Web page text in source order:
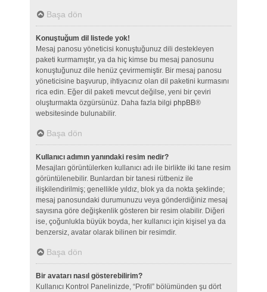
Başa dön
Konuştuğum dil listede yok!
Mesaj panosu yöneticisi konuştuğunuz dili destekleyen
paketi kurmamıştır, ya da hiç kimse bu mesaj panosunu
konuştuğunuz dile henüz çevirmemiştir. Bir mesaj panosu
yöneticisine başvurup, ihtiyacınız olan dil paketini kurmasını
rica edin. Eğer dil paketi mevcut değilse, yeni bir çeviri
oluşturmakta özgürsünüz. Daha fazla bilgi phpBB®
websitesinde bulunabilir.
Başa dön
Kullanıcı adımın yanındaki resim nedir?
Mesajları görüntülerken kullanıcı adı ile birlikte iki tane resim
görüntülenebilir. Bunlardan bir tanesi rütbeniz ile
ilişkilendirilmiş; genellikle yıldız, blok ya da nokta şeklinde;
mesaj panosundaki durumunuzu veya gönderdiğiniz mesaj
sayısına göre değişkenlik gösteren bir resim olabilir. Diğeri
ise, çoğunlukla büyük boyda, her kullanıcı için kişisel ya da
benzersiz, avatar olarak bilinen bir resimdir.
Başa dön
Bir avatarı nasıl gösterebilirim?
Kullanıcı Kontrol Panelinizde, “Profil” bölümünden şu dört